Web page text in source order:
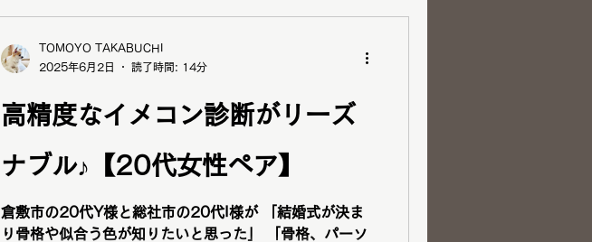
断を受けたい」と 16タイプパーソナルカラー診断・12
メ提案、メガネ提案、ブライダル提案をご依頼ください
ました！ お姉様 以前の結果は４シーズンでサマーでした
が、濁色ではなく明るく澄んだ清色がお似合いと判明＾
＾ 1stブルベ冬 クリアウィンター 2st ブルベ夏 ブラ
エレガント 妹さん 1st イエベ春 ライトスプリング
顔タイプ キュート トータル診断の結果を基に色・洋
服・アクセサリー・時計・バッグ・メガネ・コスメの選
高精度なイメコン診断がリーズ
ナブル♪【20代女性ペア】
倉敷市の20代Y様と総社市の20代I様が 「結婚式が決ま
り骨格や似合う色が知りたいと思った」 「骨格、パーソ
TOMOYO TAKABUCHI
2025年6月2日
読了時間: 14分